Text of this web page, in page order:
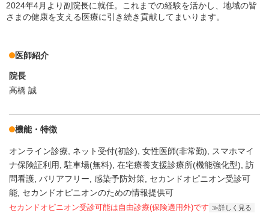
2024年4月より副院長に就任。これまでの経験を活かし、地域の皆
さまの健康を支える医療に引き続き貢献してまいります。
医師紹介
院長
高橋 誠
機能・特徴
オンライン診療 ネット受付(初診) 女性医師(非常勤)
スマホマイ
ナ保険証利用
駐車場(無料) 在宅療養支援診療所(機能強化型) 訪
問看護 バリアフリー 感染予防対策 セカンドオピニオン受診可
能 セカンドオピニオンのための情報提供可
セカンドオピニオン受診可能は自由診療(保険適用外)です 詳しく見る